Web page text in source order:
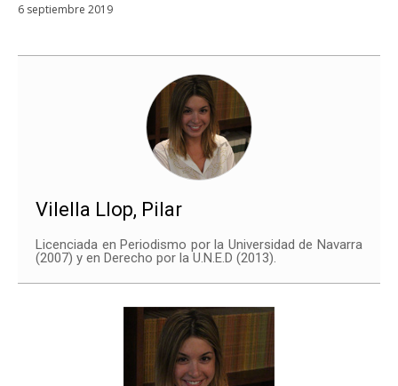
6 septiembre 2019
Vilella Llop, Pilar
Licenciada en Periodismo por la Universidad de Navarra
(2007) y en Derecho por la U.N.E.D (2013).